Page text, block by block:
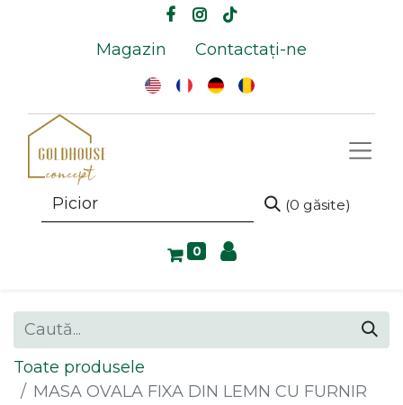
Magazin Contactați-ne
(0 găsite)
0
Toate produsele
MASA OVALA FIXA DIN LEMN CU FURNIR